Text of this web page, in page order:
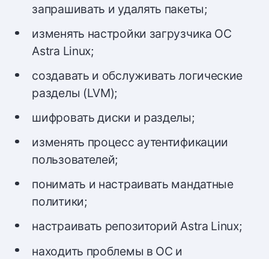
запрашивать и удалять пакеты;
изменять настройки загрузчика ОС
Astra Linux;
создавать и обслуживать логические
разделы (LVM);
шифровать диски и разделы;
изменять процесс аутентификации
пользователей;
понимать и настраивать мандатные
политики;
настраивать репозиторий Astra Linux;
находить проблемы в ОС и